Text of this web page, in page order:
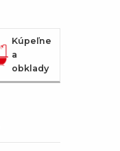
Kúpeľne
a
obklady